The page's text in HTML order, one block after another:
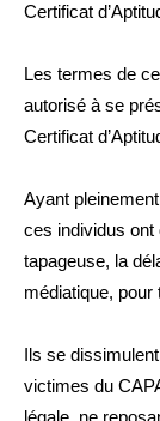
Certificat
Les termes de
autorisé à se
Certificat
Ayant
ces individus ont
tapageuse, la
médiatique, pour
Ils se
victimes du
légale, ne